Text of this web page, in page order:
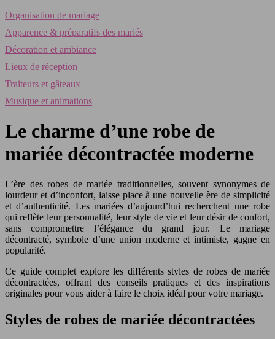
Organisation de mariage
Apparence & préparatifs des mariés
Décoration et ambiance
Lieux de réception
Traiteurs et gâteaux
Musique et animations
Le charme d’une robe de
mariée décontractée moderne
L’ère des robes de mariée traditionnelles, souvent synonymes de
lourdeur et d’inconfort, laisse place à une nouvelle ère de simplicité
et d’authenticité. Les mariées d’aujourd’hui recherchent une robe
qui reflète leur personnalité, leur style de vie et leur désir de confort,
sans compromettre l’élégance du grand jour. Le mariage
décontracté, symbole d’une union moderne et intimiste, gagne en
popularité.
Ce guide complet explore les différents styles de robes de mariée
décontractées, offrant des conseils pratiques et des inspirations
originales pour vous aider à faire le choix idéal pour votre mariage.
Styles de robes de mariée décontractées